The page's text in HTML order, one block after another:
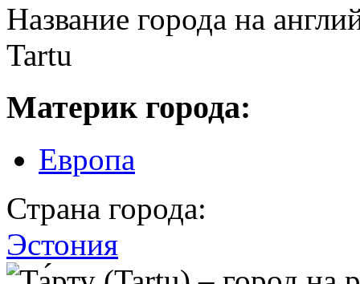
Название города на
Tartu
Материк города:
Европа
Страна города:
Эстония